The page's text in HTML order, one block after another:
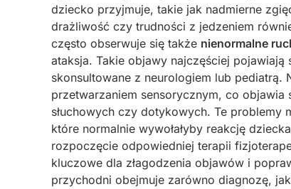
dziecko przyjmuje, takie jak nadmierne
drażliwość czy trudności z jedzeniem
często obserwuje się także nienormalne
ataksja. Takie objawy najczęściej
skonsultowane z neurologiem lub
przetwarzaniem sensorycznym, co
słuchowych czy dotykowych. Te
które normalnie wywołałyby reakcję
rozpoczęcie odpowiedniej terapii
kluczowe dla złagodzenia objawów i
przychodni obejmuje zarówno diagnozę,